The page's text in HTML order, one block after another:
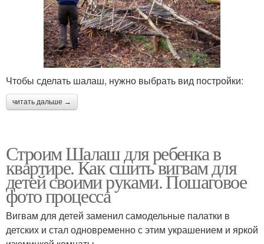
Чтобы сделать шалаш, нужно выбрать вид постройки:
читать дальше →
Строим Шалаш для ребенка в
квартире. Как сшить вигвам для
детей своими руками. Пошаговое
фото процесса
Вигвам для детей заменил самодельные палатки в
детских и стал одновременно с этим украшением и яркой